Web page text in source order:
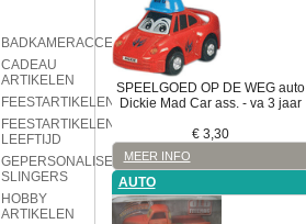
BADKAMERACCESSOIRES
CADEAU
ARTIKELEN
FEESTARTIKELEN
FEESTARTIKELEN
LEEFTIJD
GEPERSONALISEERDE
SLINGERS
HOBBY
ARTIKELEN
SPEELGOED OP DE WEG auto
Dickie Mad Car ass. - va 3 jaar
€3,30
MEER INFO
AUTO